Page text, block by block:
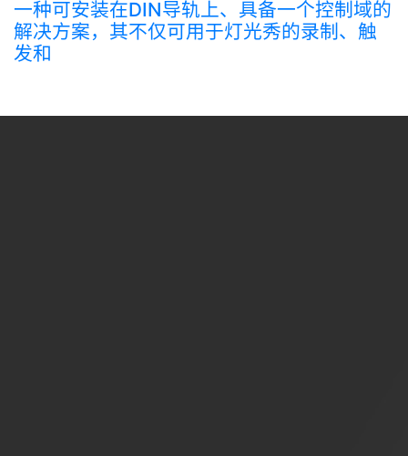
一种可安装在DIN导轨上、具备一个控制域的
解决方案，其不仅可用于灯光秀的录制、触
发和